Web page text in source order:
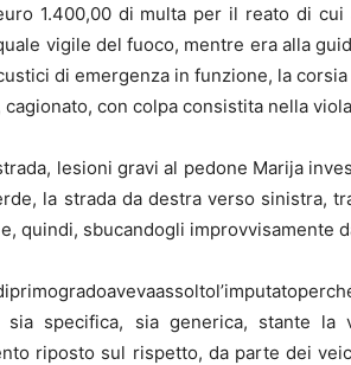
1.400,00 di multa per il reato di
vigile del fuoco, mentre era alla
di emergenza in funzione, la
con colpa consistita nella
lesioni gravi al pedone Marija
la strada da destra verso sinistra,
quindi, sbucandogli improvvisamente
sia specifica, sia generica, stante la
riposto sul rispetto, da parte dei